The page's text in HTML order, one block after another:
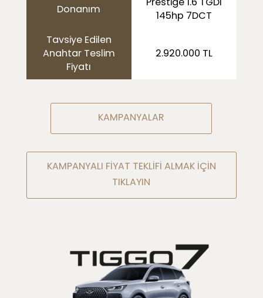
Donanım
Tavsiye Edilen
Anahtar Teslim
Fiyatı
145hp 7DCT
2.920.000 TL
KAMPANYALAR
KAMPANYALI FİYAT TEKLİFİ ALMAK İÇİN
TIKLAYIN